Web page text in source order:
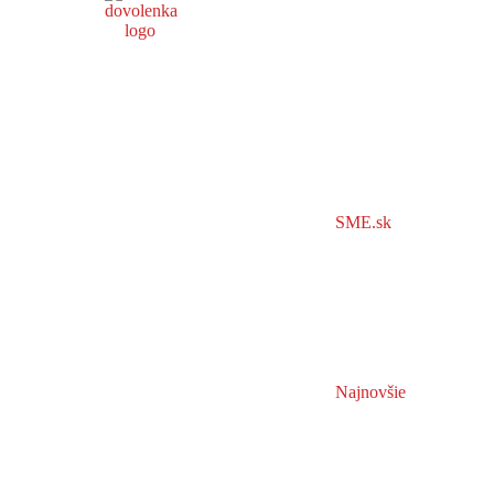
SME.sk
Najnovšie